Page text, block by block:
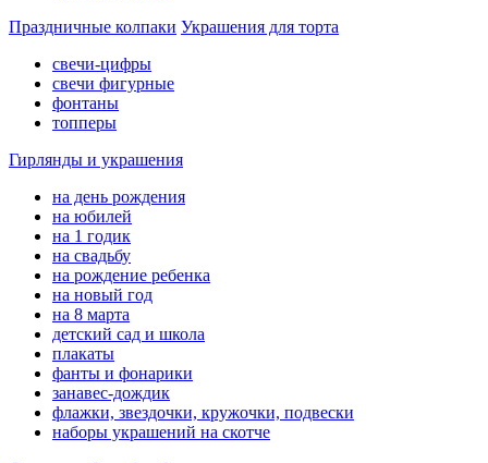
Праздничные колпаки Украшения для торта
свечи-цифры
свечи фигурные
фонтаны
топперы
Гирлянды и украшения
на день рождения
на юбилей
на 1 годик
на свадьбу
на рождение ребенка
на новый год
на 8 марта
детский сад и школа
плакаты
фанты и фонарики
занавес-дождик
флажки, звездочки, кружочки, подвески
наборы украшений на скотче